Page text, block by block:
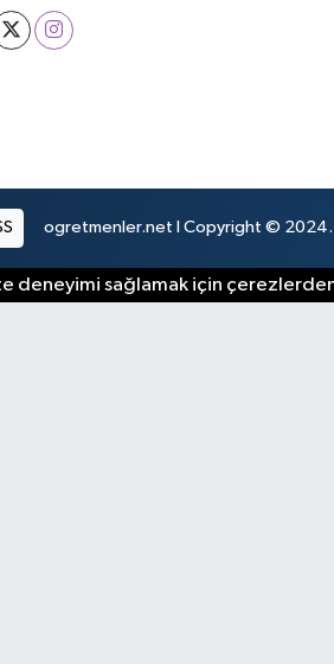
ogretmenler.net I Copyright © 2024.
deneyimi sağlamak için